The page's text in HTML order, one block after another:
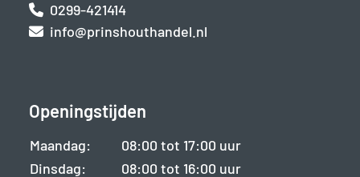
0299-421414
info@prinshouthandel.nl
Openingstijden
Maandag:
08:00 tot 17:00 uur
Dinsdag:
08:00 tot 16:00 uur